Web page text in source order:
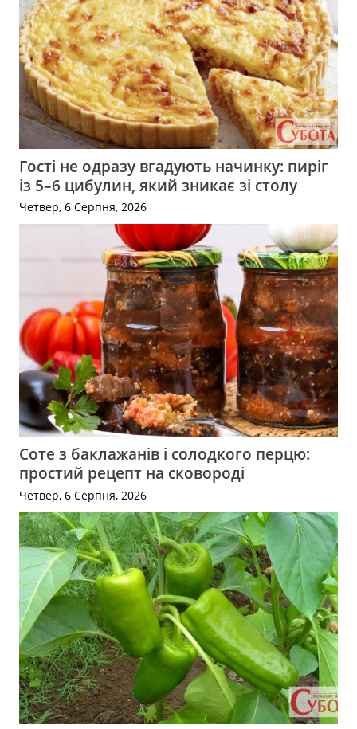
Гості не одразу вгадують начинку: пиріг
із 5–6 цибулин, який зникає зі столу
Четвер, 6 Серпня, 2026
Соте з баклажанів і солодкого перцю:
простий рецепт на сковороді
Четвер, 6 Серпня, 2026